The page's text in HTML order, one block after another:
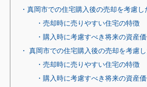
・真岡市での住宅購入後の売却を考慮し
・売却時に売りやすい住宅の特徴
・購入時に考慮すべき将来の資産
・ 真岡市での住宅購入後の売却を考慮
・売却時に売りやすい住宅の特徴
・購入時に考慮すべき将来の資産